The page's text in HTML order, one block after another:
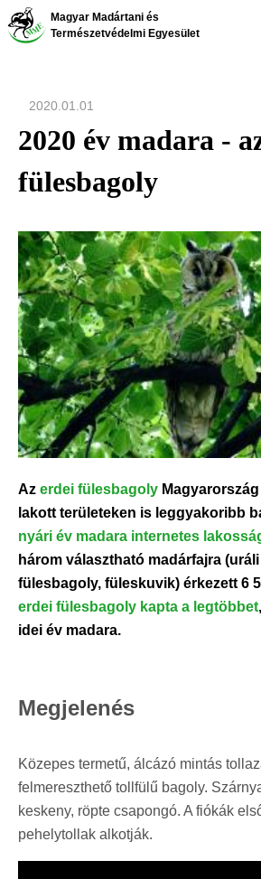
Ugrás
Magyar Madártani és
Természetvédelmi Egyesület
2020.01.01
2020 év madara -
fülesbagoly
Az erdei fülesbagoly
lakott területeken is leggyakoribb
nyári év madara internetes
három választható madárfajra
fülesbagoly, füleskuvik) érkezett 6
erdei fülesbagoly kapta a legtöbbet
idei év madara.
Megjelenés
Közepes termetű, álcázó mintás
felmereszthető tollfülű bagoly.
keskeny, röpte csapongó. A fiókák
pehelytollak alkotják.